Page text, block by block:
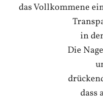
das Vollkommene
in
Die
dass